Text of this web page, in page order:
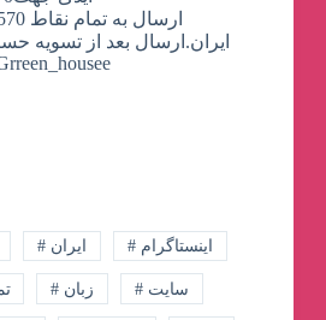
ایران.ارسال بعد از تسویه
# ایران # اینستاگرام
# # زبان # سایت